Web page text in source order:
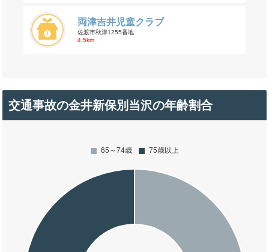
両津吉井児童クラブ
佐渡市秋津1255番地
4.5km
交通事故の金井新保別当沢の年齢割合